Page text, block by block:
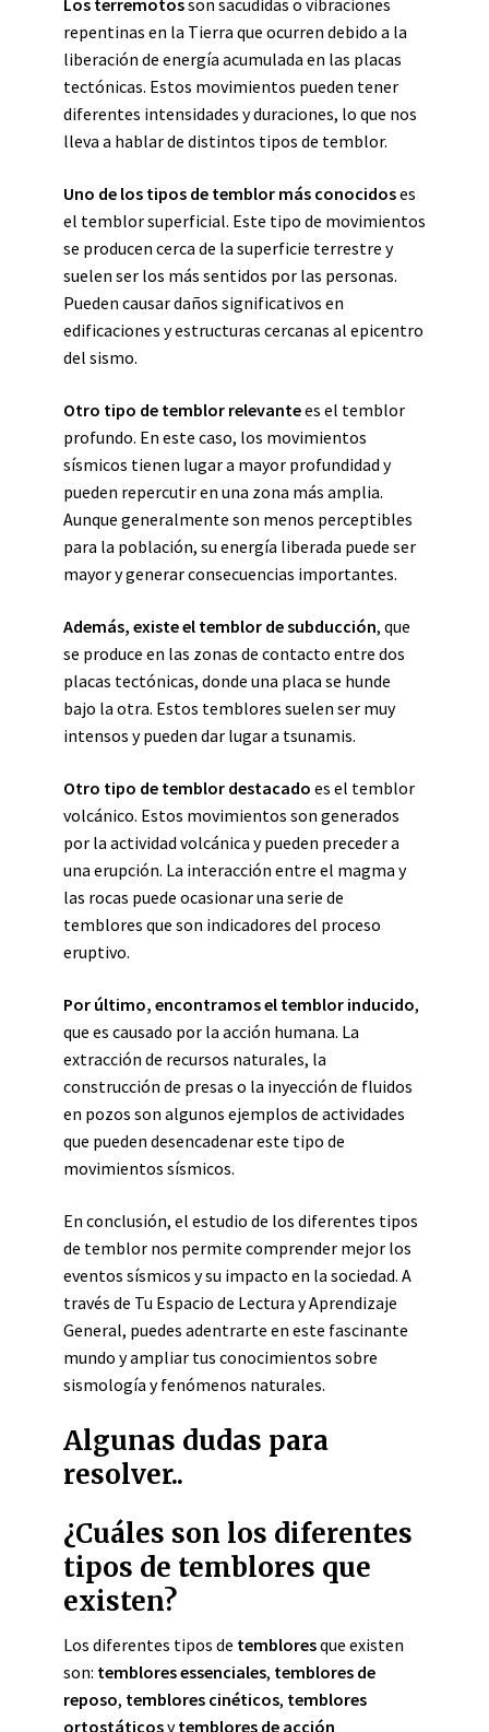
Los terremotosson sacudidas o vibraciones
repentinas en la Tierra que ocurren debido a la
liberación de energía acumulada en las placas
tectónicas. Estos movimientos pueden tener
diferentes intensidades y duraciones, lo que nos
lleva a hablar de distintos tipos de temblor.
Uno de los tipos de temblor más conocidoses
el temblor superficial. Este tipo de movimientos
se producen cerca de la superficie terrestre y
suelen ser los más sentidos por las personas.
Pueden causar daños significativos en
edificaciones y estructuras cercanas al epicentro
del sismo.
Otro tipo de temblor relevantees el temblor
profundo. En este caso, los movimientos
sísmicos tienen lugar a mayor profundidad y
pueden repercutir en una zona más amplia.
Aunque generalmente son menos perceptibles
para la población, su energía liberada puede ser
mayor y generar consecuencias importantes.
Además, existe el temblor de subducción, que
se produce en las zonas de contacto entre dos
placas tectónicas, donde una placa se hunde
bajo la otra. Estos temblores suelen ser muy
intensos y pueden dar lugar a tsunamis.
Otro tipo de temblor destacado es el temblor
volcánico. Estos movimientos son generados
por la actividad volcánica y pueden preceder a
una erupción. La interacción entre el magma y
las rocas puede ocasionar una serie de
temblores que son indicadores del proceso
eruptivo.
Por último, encontramos el temblor inducido,
que es causado por la acción humana. La
extracción de recursos naturales, la
construcción de presas o la inyección de fluidos
en pozos son algunos ejemplos de actividades
que pueden desencadenar este tipo de
movimientos sísmicos.
En conclusión, el estudio de los diferentes tipos
de temblor nos permite comprender mejor los
eventos sísmicos y su impacto en la sociedad. A
través de Tu Espacio de Lectura y Aprendizaje
General, puedes adentrarte en este fascinante
mundo y ampliar tus conocimientos sobre
sismología y fenómenos naturales.
Algunas dudas para
resolver..
¿Cuáles son los diferentes
tipos de temblores que
existen?
Los diferentes tipos de tembloresque existen
son: temblores essenciales, temblores de
reposo, temblores cinéticos, temblores
ortostáticosytemblores de acción